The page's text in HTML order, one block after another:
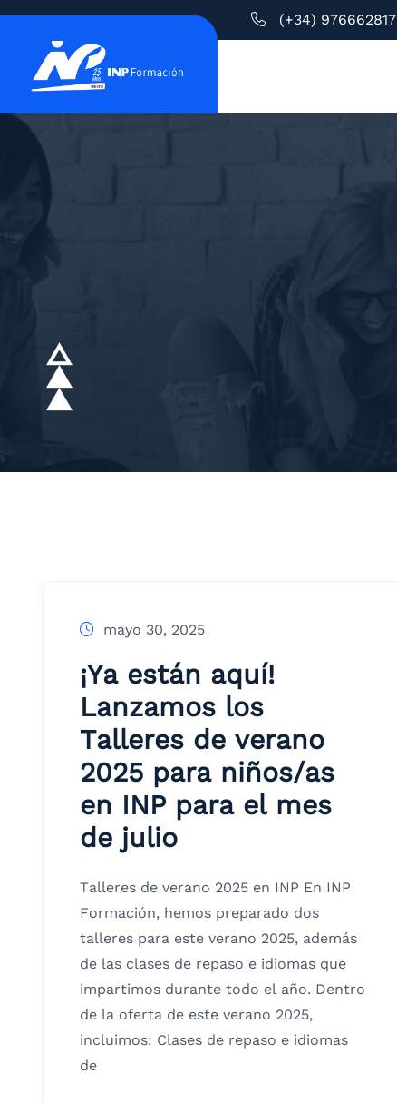
(+34) 976662817
mayo 30, 2025
¡Ya están aquí!
Lanzamos los
Talleres de verano
2025 para niños/as
en INP para el mes
de julio
Talleres de verano 2025 en INP En INP
Formación, hemos preparado dos
talleres para este verano 2025, además
de las clases de repaso e idiomas que
impartimos durante todo el año. Dentro
de la oferta de este verano 2025,
incluimos: Clases de repaso e idiomas
de